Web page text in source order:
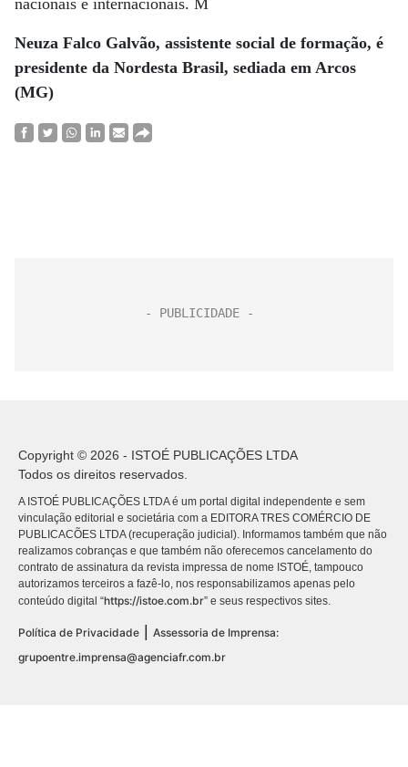
nacionais e internacionais. M
Neuza Falco Galvão, assistente social de formação, é
presidente da Nordesta Brasil, sediada em Arcos
(MG)
Copyright © 2026 - ISTOÉ PUBLICAÇÕES LTDA
Todos os direitos reservados.
A ISTOÉ PUBLICAÇÕES LTDA é um portal digital independente e sem
vinculação editorial e societária com a EDITORA TRES COMÉRCIO DE
PUBLICACÕES LTDA (recuperação judicial). Informamos também que não
realizamos cobranças e que também não oferecemos cancelamento do
contrato de assinatura da revista impressa de nome ISTOÉ, tampouco
autorizamos terceiros a fazê-lo, nos responsabilizamos apenas pelo
conteúdo digital “https://istoe.com.br” e seus respectivos sites.
Política de Privacidade
Assessoria de Imprensa:
grupoentre.imprensa@agenciafr.com.br